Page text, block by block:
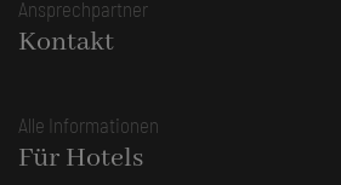
Ansprechpartner
Kontakt
Alle Informationen
Für Hotels